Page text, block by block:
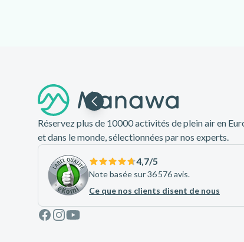
Réservez plus de 10000 activités de plein air en
et dans le monde, sélectionnées par nos experts.
4,7/5
Note basée sur 36 576 avis.
Ce que nos clients disent de nous
Facebook
Instagram
Youtube